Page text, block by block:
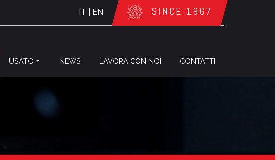
IT EN SINCE 1967
USATO NEWS LAVORA CON NOI CONTATTI